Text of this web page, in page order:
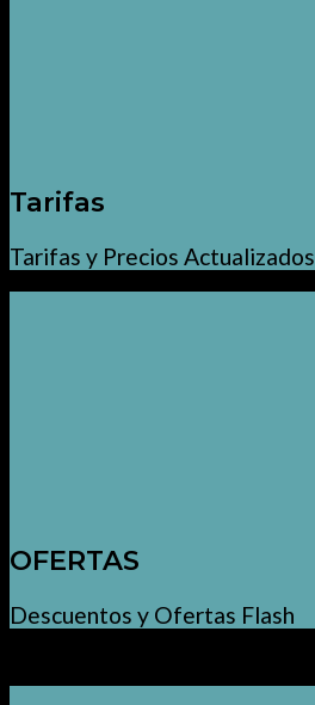
Tarifas
Tarifas y Precios Actualizados
OFERTAS
Descuentos y Ofertas Flash